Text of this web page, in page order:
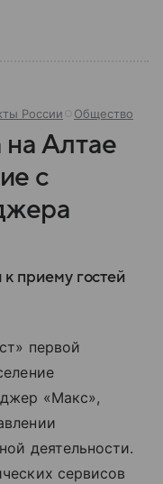
России Общество
на Алтае
с
приему гостей
первой
«Макс»,
деятельности.
сервисов